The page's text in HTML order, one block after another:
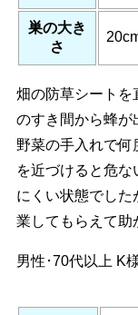
巣の大き
さ
畑の防草シートを
のすき間から蜂が
野菜の手入れで何
を近づけると危
にくい状態でし
業してもらえて助
男性･70代以上 K